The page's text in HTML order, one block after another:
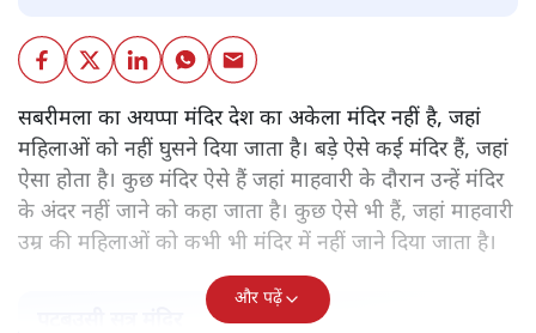
सबरीमला का अयप्पा मंदिर देश का अकेला मंदिर नहीं है, जहां
महिलाओं को नहीं घुसने दिया जाता है। बड़े ऐसे कई मंदिर हैं, जहां
ऐसा होता है। कुछ मंदिर ऐसे हैं जहां माहवारी के दौरान उन्हें मंदिर
के अंदर नहीं जाने को कहा जाता है। कुछ ऐसे भी हैं, जहां माहवारी
उम्र की महिलाओं को कभी भी मंदिर में नहीं जाने दिया जाता है।
और पढ़ें